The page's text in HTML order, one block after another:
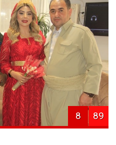
8 89